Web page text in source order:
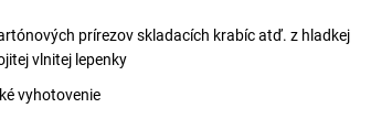
prírezov skladacích krabíc atď. z hladkej
vlnitej lepenky
vyhotovenie